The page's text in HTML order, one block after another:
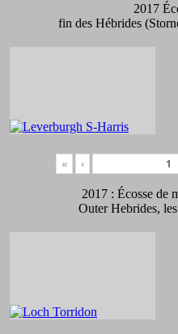
2017
fin des Hébrides
« ‹
2017 : Écosse de
Outer Hebrides,